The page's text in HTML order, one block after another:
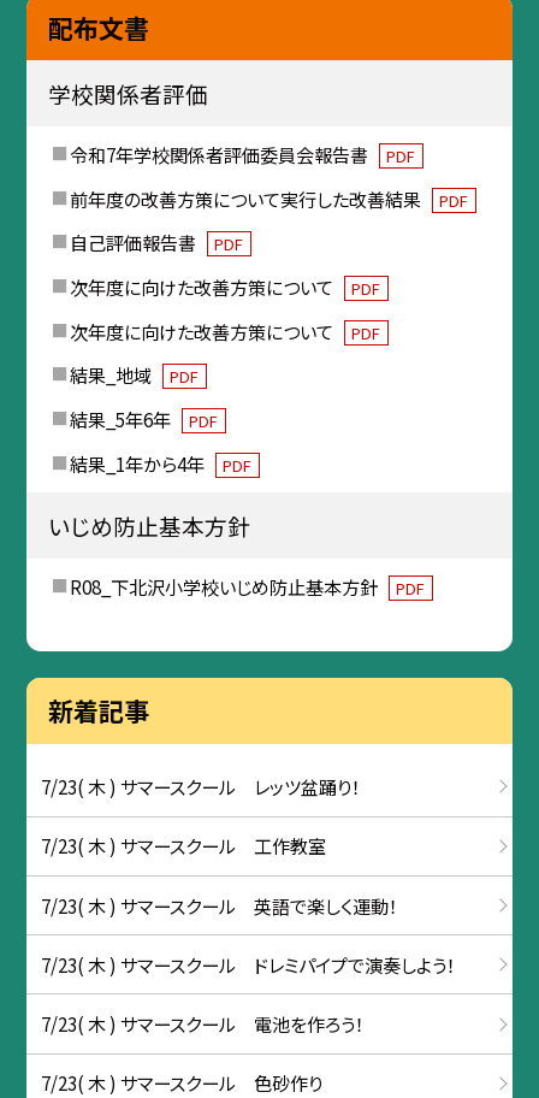
配布文書
学校関係者評価
令和7年学校関係者評価委員会報告書 PDF
前年度の改善方策について実行した改善結果 PDF
自己評価報告書 PDF
次年度に向けた改善方策について PDF
次年度に向けた改善方策について PDF
結果_地域 PDF
結果_5年6年 PDF
結果_1年から4年 PDF
いじめ防止基本方針
R08_下北沢小学校いじめ防止基本方針 PDF
新着記事
7/23( 木 ) サマースクール レッツ盆踊り！
7/23( 木 ) サマースクール 工作教室
7/23( 木 ) サマースクール 英語で楽しく運動！
7/23( 木 ) サマースクール ドレミパイプで演奏しよう！
7/23( 木 ) サマースクール 電池を作ろう！
7/23( 木 ) サマースクール 色砂作り